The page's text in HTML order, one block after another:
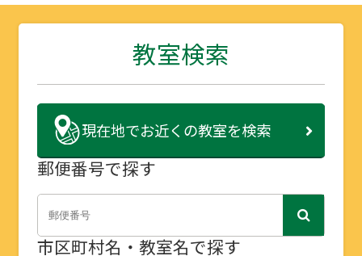
教室検索
現在地でお近くの教室を検索
郵便番号で探す
市区町村名・教室名で探す